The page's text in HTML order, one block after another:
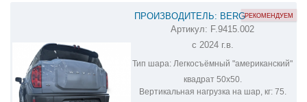
ПРОИЗВОДИТЕЛЬ: BERG
ФАРКОП НА HAVAL H3 F.9415.002
Артикул: F.9415.002
с 2024 г.в.
Тип шара: Легкосъёмный "американский"
квадрат 50х50.
Вертикальная нагрузка на шар, кг:75.
РЕКОМЕНДУЕМ